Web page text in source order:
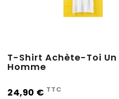
T-Shirt Achète-Toi
Homme
24,90 € TTC